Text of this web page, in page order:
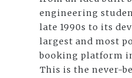
engineering
late 1990s to its
largest and most
booking platform
This is the never-